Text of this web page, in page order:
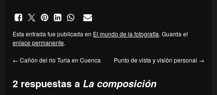
Esta entrada fue publicada en El mundo de la fotografía. Guarda el
enlace permanente.
← Cañón del rio Turia en Cuenca Punto de vista y visión personal →
2 respuestas a La composición